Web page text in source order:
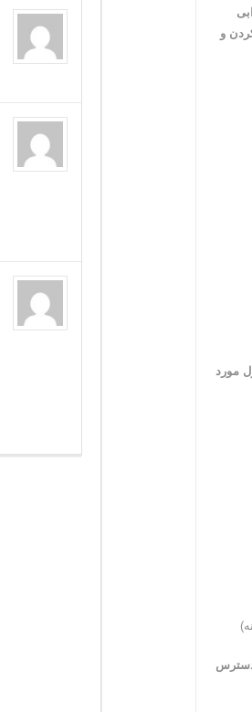
و
مورد
با استفاده از گیربکس ۹۰ درجه و در دسترس